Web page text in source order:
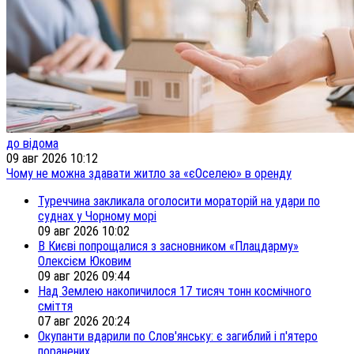
до відома
09 авг 2026 10:12
Чому не можна здавати житло за «єОселею» в оренду
Туреччина закликала оголосити мораторій на удари по
суднах у Чорному морі
09 авг 2026 10:02
В Києві попрощалися з засновником «Плацдарму»
Олексієм Юковим
09 авг 2026 09:44
Над Землею накопичилося 17 тисяч тонн космічного
сміття
07 авг 2026 20:24
Окупанти вдарили по Слов'янську: є загиблий і п'ятеро